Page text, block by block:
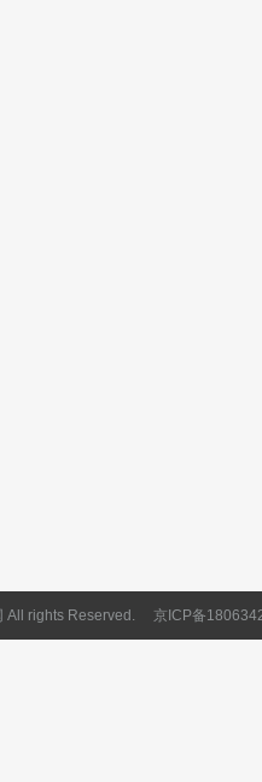
All rights Reserved. 京ICP备